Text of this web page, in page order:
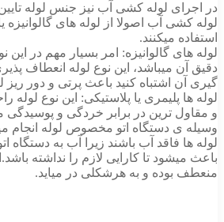
در اجرای لوله کشی آب نیز جنس لوله تایین
لوله کشی آب اصولا از لوله های گالوانیزه
استفاده میکنند.
لوله های گالوانیزه: امر بسیار مهم در این
دقیق آن میباشد، این نوع لوله انعطاف
گیری آن اشتباه کنید باعث پرتی و دور ریز
لوله ها پلیمری یا پلاستیکی: این نوع لوله
و مقاول ترین در برابر خردگی و پوسیدگی
وسیله ی دستگاه اتو مخصوص لوله انجام
لوله ها فاقد آب باشند زیرا آب به دستگاه
باعث میشود تا کارایی لازم را نداشته
منعطف بوده و به هرشکلی در میاید.